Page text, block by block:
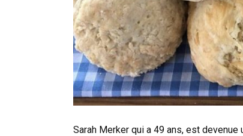
Sarah Merker qui a 49 ans, est